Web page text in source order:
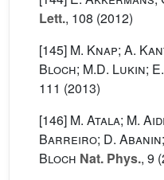
Lett., 108 (2012)
[145] M. Knap; A.
Bloch; M.D. Lukin;
111 (2013)
[146] M. Atala; M.
Barreiro; D. Abanin;
Bloch Nat. Phys., 9